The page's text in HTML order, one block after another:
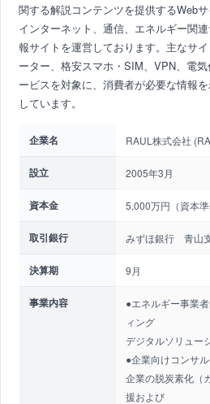
関する解説コンテンツを提供するWebサ
インターネット、通信、エネルギー関
報サイトを運営しております。主なサ
ーター、格安スマホ・SIM、VPN、電
ービスを対象に、消費者が必要な情報
しています。
企業名 RAUL株式会社
設立 2005年3月
資本金 5,000万円（資本準
取引銀行 みずほ銀行 青山
決算期 9月
事業内容
●エネルギー事業
ィング
デジタルソリュー
●企業向けコンサ
企業の脱炭素化（
援および